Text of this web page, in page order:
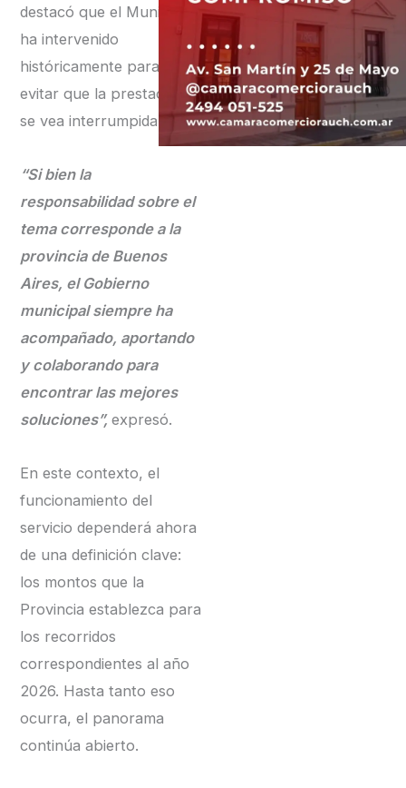
destacó que el Municipio
ha intervenido
históricamente para
evitar que la prestación
se vea interrumpida.
“Si bien la
responsabilidad sobre el
tema corresponde a la
provincia de Buenos
Aires, el Gobierno
municipal siempre ha
acompañado, aportando
y colaborando para
encontrar las mejores
soluciones”,expresó.
En este contexto, el
funcionamiento del
servicio dependerá ahora
de una definición clave:
los montos que la
Provincia establezca para
los recorridos
correspondientes al año
2026. Hasta tanto eso
ocurra, el panorama
continúa abierto.